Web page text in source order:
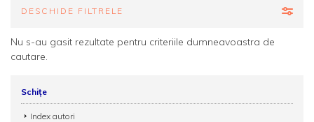
DESCHIDE FILTRELE
Nu s-au gasit rezultate pentru criteriile dumneavoastra de
cautare.
Schițe
Index autori